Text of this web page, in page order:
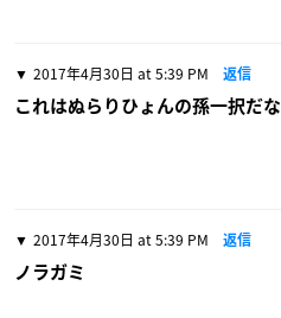
2017年4月30日 at 5:39 PM 返信
これはぬらりひょんの孫一択だな
2017年4月30日 at 5:39 PM 返信
ノラガミ